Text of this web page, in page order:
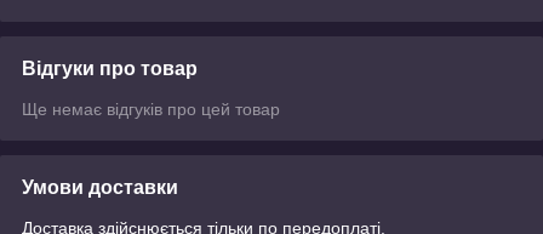
Відгуки про товар
Ще немає відгуків про цей товар
Умови доставки
Доставка здійснюється тільки по передоплаті.